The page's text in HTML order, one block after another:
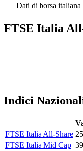
Dati di borsa
FTSE Italia
Indici
FTSE Italia All-Share
FTSE Italia Mid Cap